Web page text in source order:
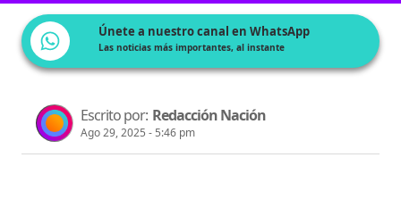
Únete a nuestro canal en WhatsApp
Las noticias más importantes, al instante
Escrito por: Redacción Nación
Ago 29, 2025 - 5:46 pm